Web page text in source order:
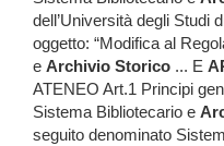
dell’Università degli Studi
oggetto: “Modifica al
e Archivio Storico ... E
ATENEO Art.1 Principi
Sistema Bibliotecario e
seguito denominato